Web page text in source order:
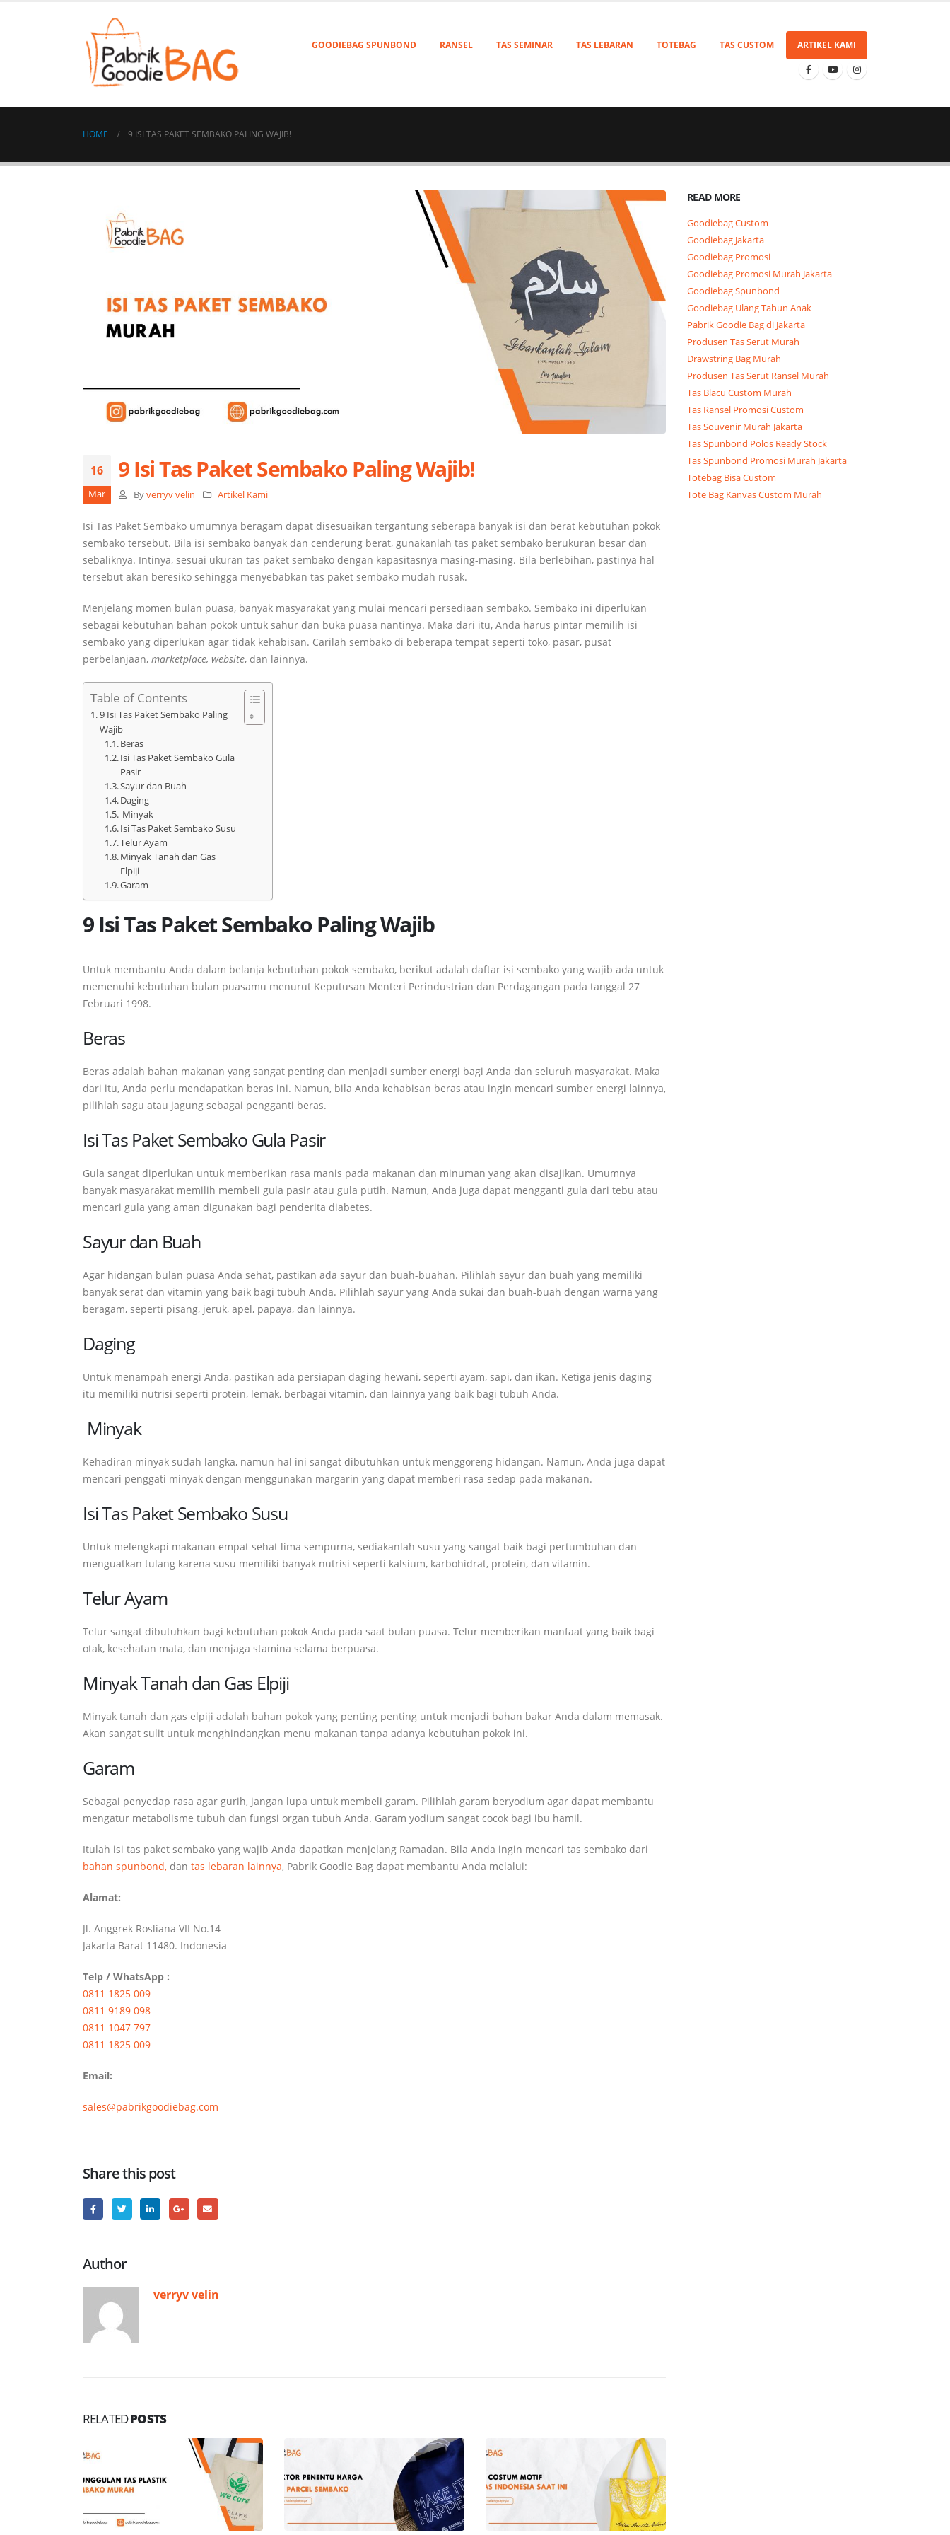
GOODIEBAG SPUNBOND RANSEL TAS SEMINAR TAS LEBARAN TOTEBAG TAS CUSTOM ARTIKEL KAMI
HOME 9 ISI TAS PAKET SEMBAKO PALING WAJIB!
16
Mar
9 Isi Tas Paket Sembako Paling Wajib!
By verryv velin Artikel Kami
Isi Tas Paket Sembako umumnya beragam dapat disesuaikan tergantung seberapa banyak isi dan berat kebutuhan pokok
sembako tersebut. Bila isi sembako banyak dan cenderung berat, gunakanlah tas paket sembako berukuran besar dan
sebaliknya. Intinya, sesuai ukuran tas paket sembako dengan kapasitasnya masing-masing. Bila berlebihan, pastinya hal
tersebut akan beresiko sehingga menyebabkan tas paket sembako mudah rusak.
Menjelang momen bulan puasa, banyak masyarakat yang mulai mencari persediaan sembako. Sembako ini diperlukan
sebagai kebutuhan bahan pokok untuk sahur dan buka puasa nantinya. Maka dari itu, Anda harus pintar memilih isi
sembako yang diperlukan agar tidak kehabisan. Carilah sembako di beberapa tempat seperti toko, pasar, pusat
perbelanjaan, marketplace, website, dan lainnya.
Table of Contents
9 Isi Tas Paket Sembako Paling
Wajib
Beras
Isi Tas Paket Sembako Gula
Pasir
Sayur dan Buah
Daging
Minyak
Isi Tas Paket Sembako Susu
Telur Ayam
Minyak Tanah dan Gas
Elpiji
Garam
9 Isi Tas Paket Sembako Paling Wajib
Untuk membantu Anda dalam belanja kebutuhan pokok sembako, berikut adalah daftar isi sembako yang wajib ada untuk
memenuhi kebutuhan bulan puasamu menurut Keputusan Menteri Perindustrian dan Perdagangan pada tanggal 27
Februari 1998.
Beras
Beras adalah bahan makanan yang sangat penting dan menjadi sumber energi bagi Anda dan seluruh masyarakat. Maka
dari itu, Anda perlu mendapatkan beras ini. Namun, bila Anda kehabisan beras atau ingin mencari sumber energi lainnya,
pilihlah sagu atau jagung sebagai pengganti beras.
Isi Tas Paket Sembako Gula Pasir
Gula sangat diperlukan untuk memberikan rasa manis pada makanan dan minuman yang akan disajikan. Umumnya
banyak masyarakat memilih membeli gula pasir atau gula putih. Namun, Anda juga dapat mengganti gula dari tebu atau
mencari gula yang aman digunakan bagi penderita diabetes.
Sayur dan Buah
Agar hidangan bulan puasa Anda sehat, pastikan ada sayur dan buah-buahan. Pilihlah sayur dan buah yang memiliki
banyak serat dan vitamin yang baik bagi tubuh Anda. Pilihlah sayur yang Anda sukai dan buah-buah dengan warna yang
beragam, seperti pisang, jeruk, apel, papaya, dan lainnya.
Daging
Untuk menampah energi Anda, pastikan ada persiapan daging hewani, seperti ayam, sapi, dan ikan. Ketiga jenis daging
itu memiliki nutrisi seperti protein, lemak, berbagai vitamin, dan lainnya yang baik bagi tubuh Anda.
Minyak
Kehadiran minyak sudah langka, namun hal ini sangat dibutuhkan untuk menggoreng hidangan. Namun, Anda juga dapat
mencari penggati minyak dengan menggunakan margarin yang dapat memberi rasa sedap pada makanan.
Isi Tas Paket Sembako Susu
Untuk melengkapi makanan empat sehat lima sempurna, sediakanlah susu yang sangat baik bagi pertumbuhan dan
menguatkan tulang karena susu memiliki banyak nutrisi seperti kalsium, karbohidrat, protein, dan vitamin.
Telur Ayam
Telur sangat dibutuhkan bagi kebutuhan pokok Anda pada saat bulan puasa. Telur memberikan manfaat yang baik bagi
otak, kesehatan mata, dan menjaga stamina selama berpuasa.
Minyak Tanah dan Gas Elpiji
Minyak tanah dan gas elpiji adalah bahan pokok yang penting penting untuk menjadi bahan bakar Anda dalam memasak.
Akan sangat sulit untuk menghindangkan menu makanan tanpa adanya kebutuhan pokok ini.
Garam
Sebagai penyedap rasa agar gurih, jangan lupa untuk membeli garam. Pilihlah garam beryodium agar dapat membantu
mengatur metabolisme tubuh dan fungsi organ tubuh Anda. Garam yodium sangat cocok bagi ibu hamil.
Itulah isi tas paket sembako yang wajib Anda dapatkan menjelang Ramadan. Bila Anda ingin mencari tas sembako dari
bahan spunbond, dan tas lebaran lainnya, Pabrik Goodie Bag dapat membantu Anda melalui:
Alamat:
Jl. Anggrek Rosliana VII No.14
Jakarta Barat 11480. Indonesia
Telp / WhatsApp :
0811 1825 009
0811 9189 098
0811 1047 797
0811 1825 009
Email:
sales@pabrikgoodiebag.com
Share this post
Author
verryv velin
RELATEDPOSTS
READ MORE
Goodiebag Custom
Goodiebag Jakarta
Goodiebag Promosi
Goodiebag Promosi Murah Jakarta
Goodiebag Spunbond
Goodiebag Ulang Tahun Anak
Pabrik Goodie Bag di Jakarta
Produsen Tas Serut Murah
Drawstring Bag Murah
Produsen Tas Serut Ransel Murah
Tas Blacu Custom Murah
Tas Ransel Promosi Custom
Tas Souvenir Murah Jakarta
Tas Spunbond Polos Ready Stock
Tas Spunbond Promosi Murah Jakarta
Totebag Bisa Custom
Tote Bag Kanvas Custom Murah